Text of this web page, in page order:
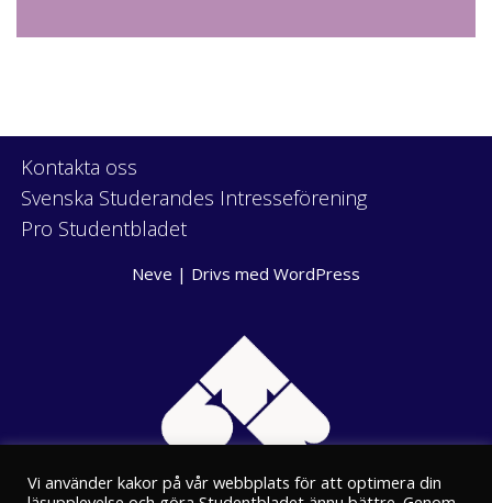
Kontakta oss
Svenska Studerandes Intresseförening
Pro Studentbladet
Neve | Drivs med WordPress
Vi använder kakor på vår webbplats för att optimera din